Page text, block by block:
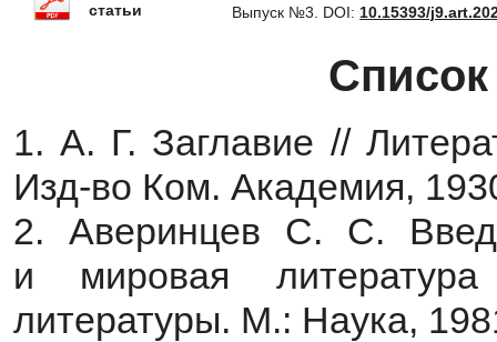
статьи
Выпуск №3. DOI: 10.15393/
1. А. Г. Заглавие //
Изд-во Ком. Академия,
2. Аверинцев С. С.
и мировая
литературы. М.: Наука,